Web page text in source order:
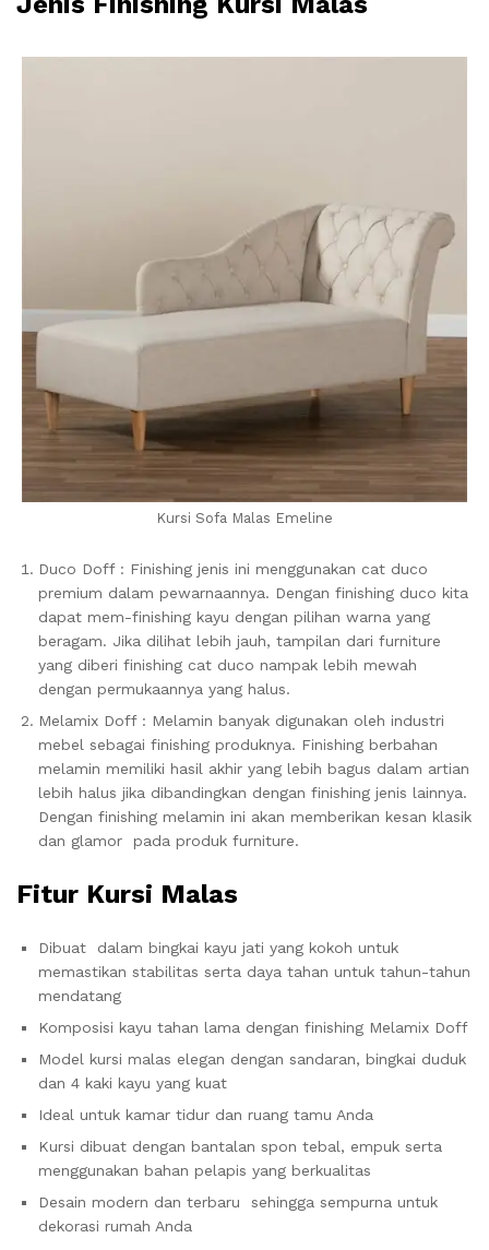
Kursi Sofa Malas Emeline
Duco Doff : Finishing jenis ini menggunakan cat duco
premium dalam pewarnaannya. Dengan finishing duco kita
dapat mem-finishing kayu dengan pilihan warna yang
beragam. Jika dilihat lebih jauh, tampilan dari furniture
yang diberi finishing cat duco nampak lebih mewah
dengan permukaannya yang halus.
Melamix Doff : Melamin banyak digunakan oleh industri
mebel sebagai finishing produknya. Finishing berbahan
melamin memiliki hasil akhir yang lebih bagus dalam artian
lebih halus jika dibandingkan dengan finishing jenis lainnya.
Dengan finishing melamin ini akan memberikan kesan klasik
dan glamor pada produk furniture.
Fitur Kursi Malas
Dibuat dalam bingkai kayu jati yang kokoh untuk
memastikan stabilitas serta daya tahan untuk tahun-tahun
mendatang
Komposisi kayu tahan lama dengan finishing Melamix Doff
Model kursi malas elegan dengan sandaran, bingkai duduk
dan 4 kaki kayu yang kuat
Ideal untuk kamar tidur dan ruang tamu Anda
Kursi dibuat dengan bantalan spon tebal, empuk serta
menggunakan bahan pelapis yang berkualitas
Desain modern dan terbaru sehingga sempurna untuk
dekorasi rumah Anda